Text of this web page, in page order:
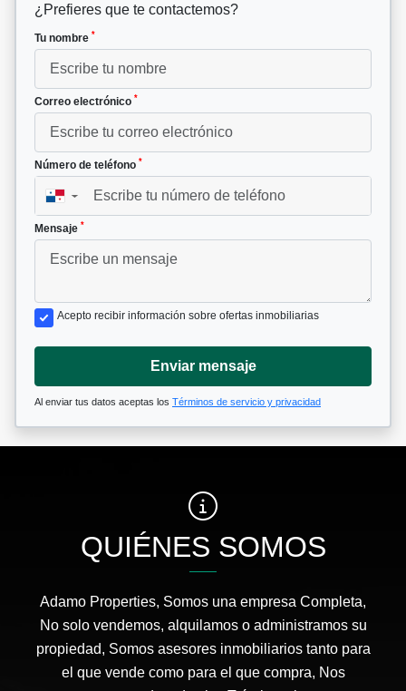
¿Prefieres que te contactemos?
Tu nombre *
Correo electrónico *
Número de teléfono *
▼
Mensaje *
Acepto recibir información sobre ofertas inmobiliarias
Enviar mensaje
Al enviar tus datos aceptas los Términos de servicio y privacidad
QUIÉNES SOMOS
Adamo Properties, Somos una empresa Completa,
No solo vendemos, alquilamos o administramos su
propiedad, Somos asesores inmobiliarios tanto para
el que vende como para el que compra, Nos